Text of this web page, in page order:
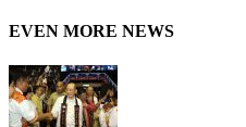
EVEN MORE NEWS